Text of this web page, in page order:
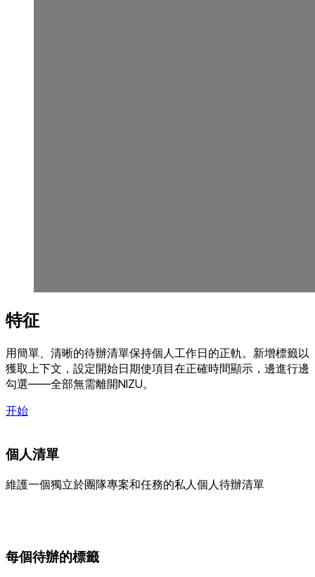
特征
用簡單、清晰的待辦清單保持個人工作日的正軌。新增標籤以
獲取上下文，設定開始日期使項目在正確時間顯示，邊進行邊
勾選——全部無需離開NIZU。
开始
個人清單
維護一個獨立於團隊專案和任務的私人個人待辦清單
每個待辦的標籤